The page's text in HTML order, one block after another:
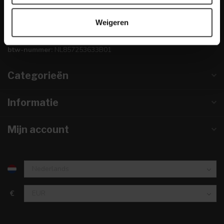
Weigeren
KVK nummer:67984495
btw-nummer: NL857253633B01
Categorieën
Informatie
Mijn account
€